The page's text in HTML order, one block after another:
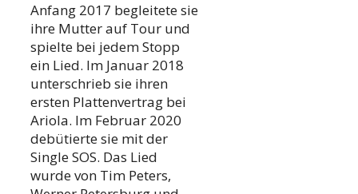
Anfang 2017 begleitete sie
ihre Mutter auf Tour und
spielte bei jedem Stopp
ein Lied. Im Januar 2018
unterschrieb sie ihren
ersten Plattenvertrag bei
Ariola. Im Februar 2020
debütierte sie mit der
Single SOS. Das Lied
wurde von Tim Peters,